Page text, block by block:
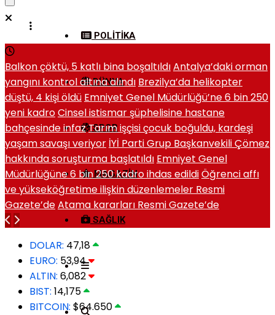
POLITIKA
DÜNYA
SPOR
MAGAZIN
SAĞLIK
Balkon çöktü, 5 katlı bina boşaltıldıAntalya’daki orman
yangını kontrol altına alındı Brezilya’da helikopter
düştü, 4 kişi öldü Emniyet Genel Müdürlüğü’ne 6 bin 250
yeni kadroCinsel istismar şüphelisine hastane
bahçesinde infazTarım işçisi çocuk boğuldu, kardeşi
yaşam savaşı veriyor İYİ Parti Grup Başkanvekili Çömez
hakkında soruşturma başlatıldı Emniyet Genel
Müdürlüğüne 6 bin 250 kadro ihdas edildiÖğrenci affı
ve yükseköğretime ilişkin düzenlemeler Resmi
Gazete’deAtama kararları Resmi Gazete’de
DOLAR: 47,18
EURO: 53,94
ALTIN: 6,082
BIST: 14,175
BITCOIN: $64.650